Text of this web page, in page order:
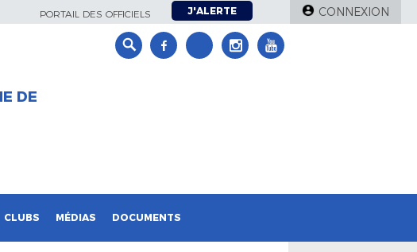
PORTAIL DES OFFICIELS J'ALERTE CONNEXION
DE
CLUBS MÉDIAS DOCUMENTS